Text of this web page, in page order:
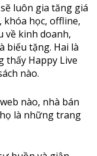
luôn gia tăng giá
khóa học, offline,
về kinh doanh,
biếu tặng. Hai là
thấy Happy Live
nào.
nào, nhà bán
là những trang